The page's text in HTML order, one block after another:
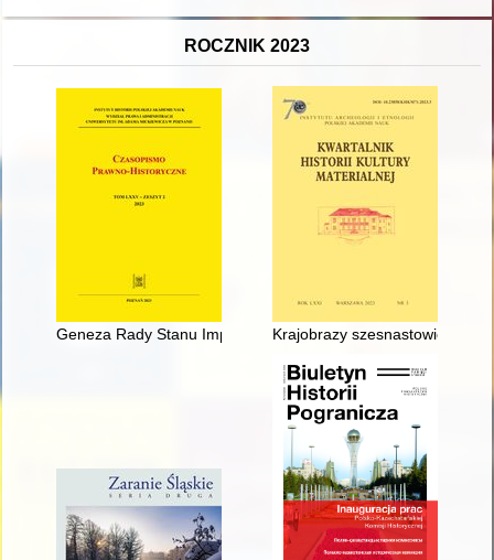
ROCZNIK 2023
Geneza Rady Stanu Imperium Osmańskiego oraz jej
Krajobrazy szesnastowiecznej